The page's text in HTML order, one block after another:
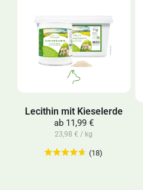
Lecithin mit Kieselerde
ab11,99 €
23,98 € / kg
(18)